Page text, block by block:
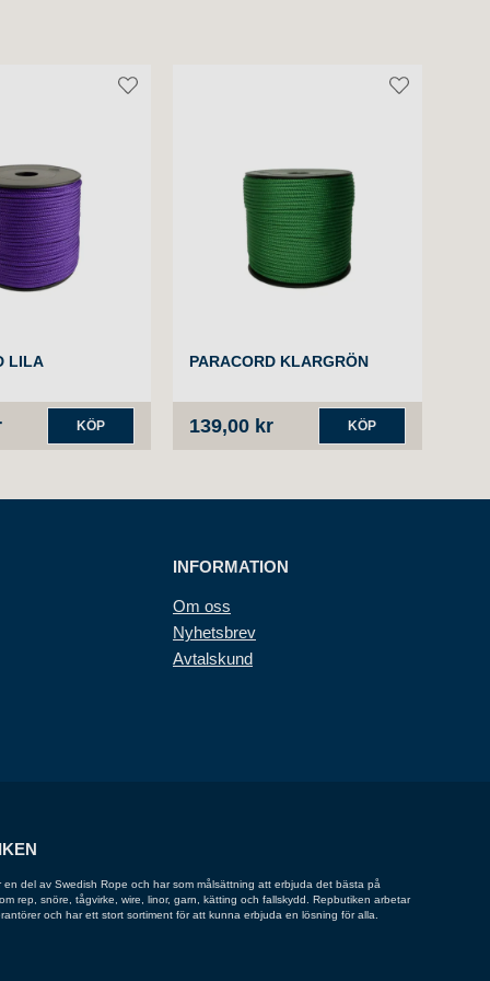
LILA
KÖP
PARACORD KLARGRÖN
139,00 kr KÖP
INFORMATION
Om oss
Nyhetsbrev
Avtalskund
en del av Swedish Rope och har som målsättning att erbjuda det bästa på
rep, snöre, tågvirke, wire, linor, garn, kätting och fallskydd. Repbutiken arbetar
och har ett stort sortiment för att kunna erbjuda en lösning för alla.